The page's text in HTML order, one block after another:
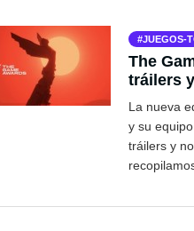
JUEGOS-
The
tráilers
La nueva
y su
tráilers y